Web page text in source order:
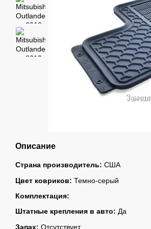
Описание
Страна производитель: США
Цвет ковриков: Темно-серый
Комплектация:
Штатные крепления в авто: Да
Запах: Отсутствует